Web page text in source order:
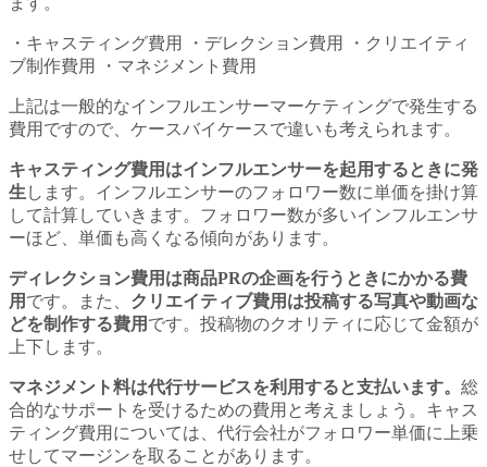
・キャスティング費用 ・デレクション費用 ・クリエイティ
ブ制作費用 ・マネジメント費用
上記は一般的なインフルエンサーマーケティングで発生する
費用ですので、ケースバイケースで違いも考えられます。
キャスティング費用はインフルエンサーを起用するときに発
生 します。インフルエンサーのフォロワー数に単価を掛け算
して計算していきます。フォロワー数が多いインフルエンサ
ーほど、単価も高くなる傾向があります。
ディレクション費用は商品PRの企画を行うときにかかる費
用 です。また、 クリエイティブ費用は投稿する写真や動画な
どを制作する費用 です。投稿物のクオリティに応じて金額が
上下します。
マネジメント料は代行サービスを利用すると支払います。 総
合的なサポートを受けるための費用と考えましょう。キャス
ティング費用については、代行会社がフォロワー単価に上乗
せしてマージンを取ることがあります。